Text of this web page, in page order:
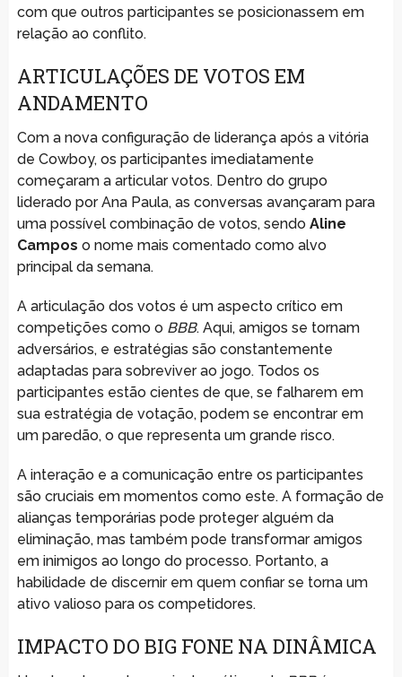
com que outros participantes se posicionassem em
relação ao conflito.
ARTICULAÇÕES DE VOTOS EM
ANDAMENTO
Com a nova configuração de liderança após a vitória
de Cowboy, os participantes imediatamente
começaram a articular votos. Dentro do grupo
liderado por Ana Paula, as conversas avançaram para
uma possível combinação de votos, sendo Aline
Campos o nome mais comentado como alvo
principal da semana.
A articulação dos votos é um aspecto crítico em
competições como o BBB. Aqui, amigos se tornam
adversários, e estratégias são constantemente
adaptadas para sobreviver ao jogo. Todos os
participantes estão cientes de que, se falharem em
sua estratégia de votação, podem se encontrar em
um paredão, o que representa um grande risco.
A interação e a comunicação entre os participantes
são cruciais em momentos como este. A formação de
alianças temporárias pode proteger alguém da
eliminação, mas também pode transformar amigos
em inimigos ao longo do processo. Portanto, a
habilidade de discernir em quem confiar se torna um
ativo valioso para os competidores.
IMPACTO DO BIG FONE NA DINÂMICA